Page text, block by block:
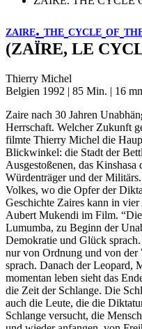
ZAIRE. THE CYCLE OF
(ZAÏRE, LE
Thierry Michel
Belgien 1992 | 85 Min. | 16
Zaire nach 30 Jahren
Herrschaft. Welcher Zukunft
filmte Thierry Michel die
Blickwinkel: die Stadt der
Ausgestoßenen, das
Würdenträger und der
Volkes, wo die Opfer der
Geschichte Zaires kann in
Aubert Mukendi im Film.
Lumumba, zu Beginn der
Demokratie und Glück
nur von Ordnung und von der
sprach. Danach der Leopard,
momentan leben sieht das
die Zeit der Schlange. Die
auch die Leute, die die
Schlange versucht, die